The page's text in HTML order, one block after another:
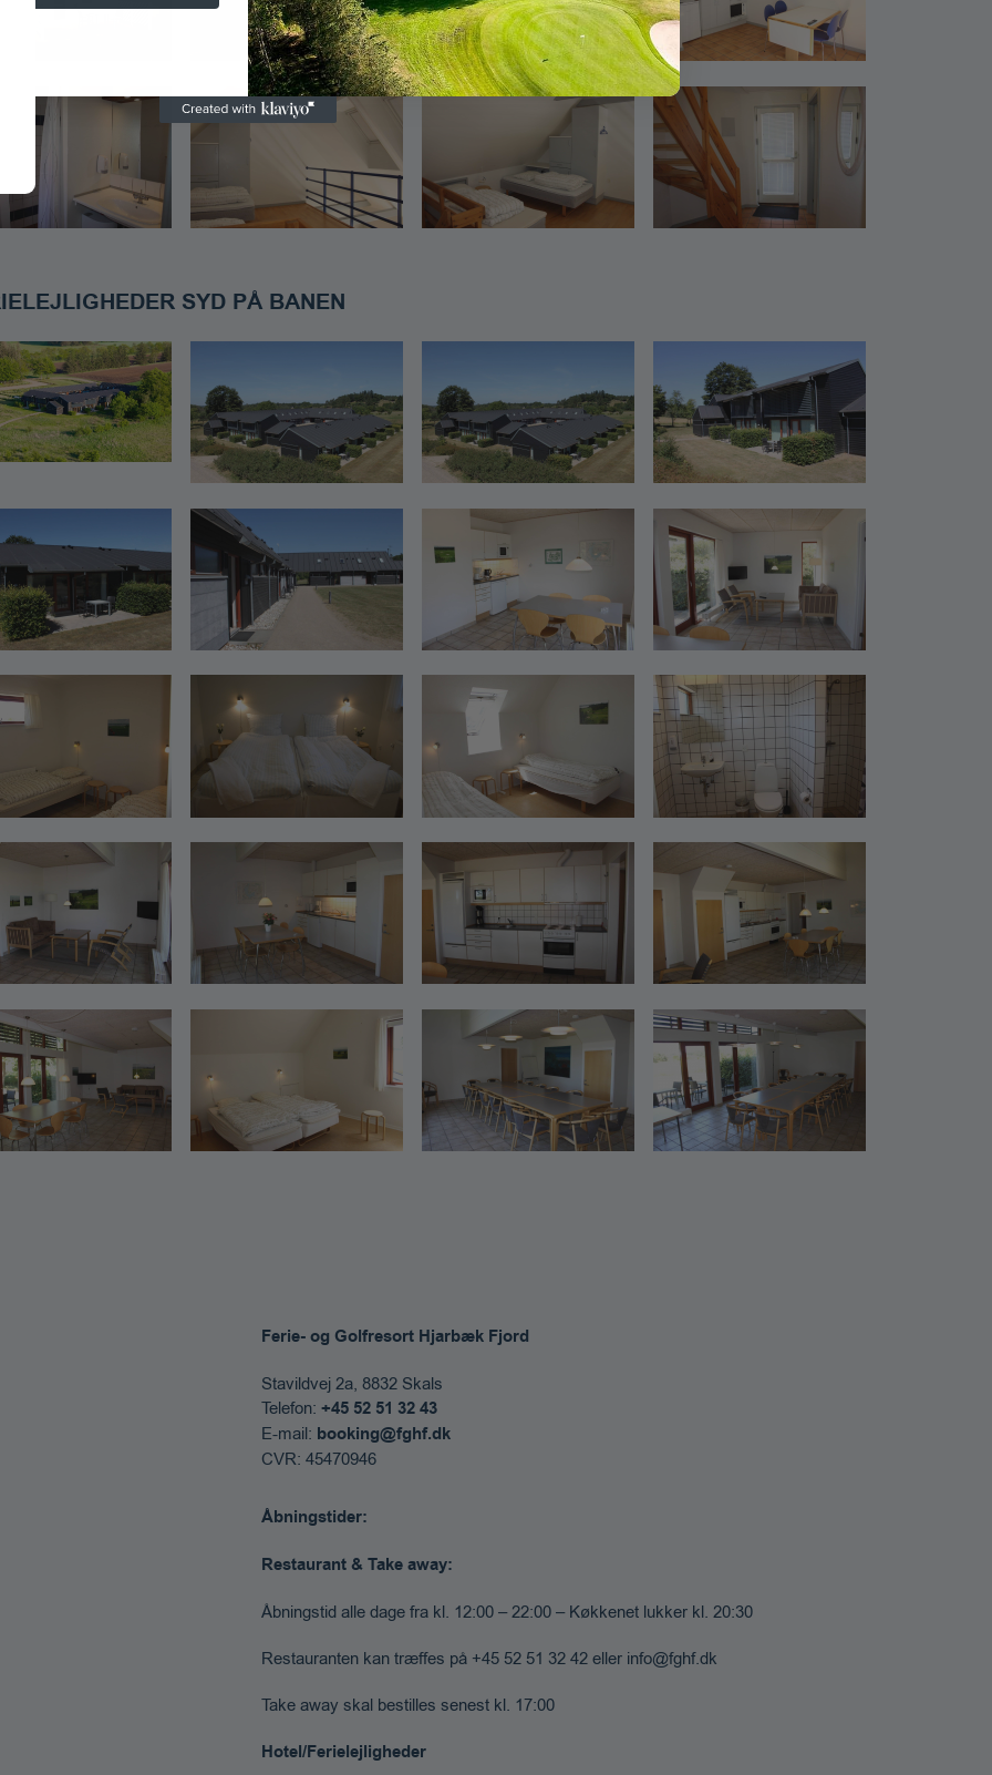
SYD PÅ BANEN
Ferie- og Golfresort Hjarbæk Fjord
Stavildvej 2a, 8832 Skals​
Telefon: +45 52 51 32 43
E-mail: booking@fghf.dk
CVR: 45470946
Åbningstider:
Restaurant & Take away:
Åbningstid alle dage fra kl. 12:00 – 22:00 – Køkkenet lukker kl. 20:30
Restauranten kan træffes på +45 52 51 32 42 eller info@fghf.dk
Take away skal bestilles senest kl. 17:00
Hotel/Ferielejligheder